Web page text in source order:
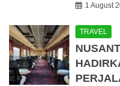
1 August
TRAVEL